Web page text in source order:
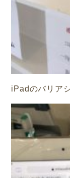
iPadのバリア